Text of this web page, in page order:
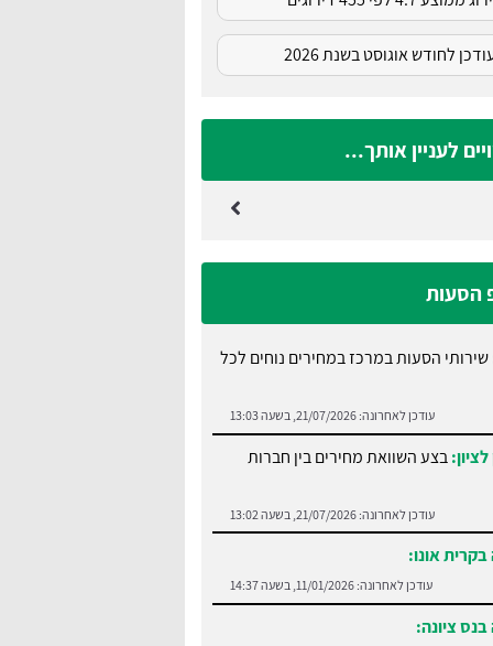
לחודש אוגוסט בשנת 2026
לעניין אותך...
הסעות
שירותי הסעות במרכז במחירים נוחים לכל
עודכן לאחרונה:21/07/2026, בשעה 13:03
בצע השוואת מחירים בין חברות
עודכן לאחרונה:21/07/2026, בשעה 13:02
אונו:
עודכן לאחרונה:11/01/2026, בשעה 14:37
ציונה: